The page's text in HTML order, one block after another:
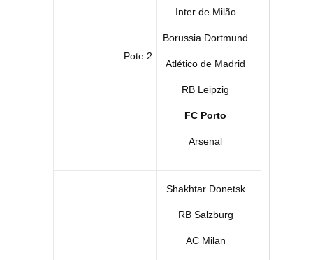
Pote 2
Inter de Milão
Borussia Dortmund
Atlético de Madrid
RB Leipzig
FC Porto
Arsenal
Shakhtar Donetsk
RB Salzburg
AC Milan